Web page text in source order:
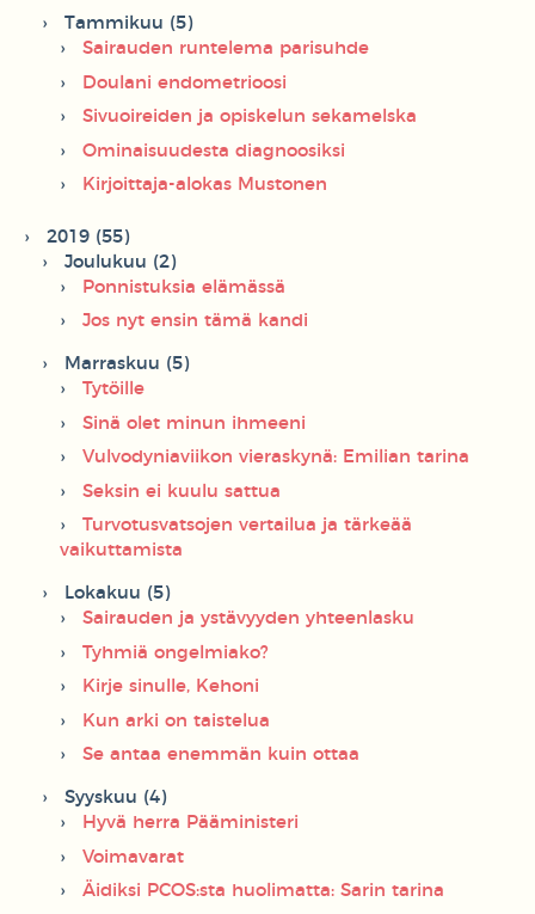
Tammikuu (5)
Sairauden runtelema parisuhde
Doulani endometrioosi
Sivuoireiden ja opiskelun sekamelska
Ominaisuudesta diagnoosiksi
Kirjoittaja-alokas Mustonen
2019 (55)
Joulukuu (2)
Ponnistuksia elämässä
Jos nyt ensin tämä kandi
Marraskuu (5)
Tytöille
Sinä olet minun ihmeeni
Vulvodyniaviikon vieraskynä: Emilian tarina
Seksin ei kuulu sattua
Turvotusvatsojen vertailua ja tärkeää
vaikuttamista
Lokakuu (5)
Sairauden ja ystävyyden yhteenlasku
Tyhmiä ongelmiako?
Kirje sinulle, Kehoni
Kun arki on taistelua
Se antaa enemmän kuin ottaa
Syyskuu (4)
Hyvä herra Pääministeri
Voimavarat
Äidiksi PCOS:sta huolimatta: Sarin tarina